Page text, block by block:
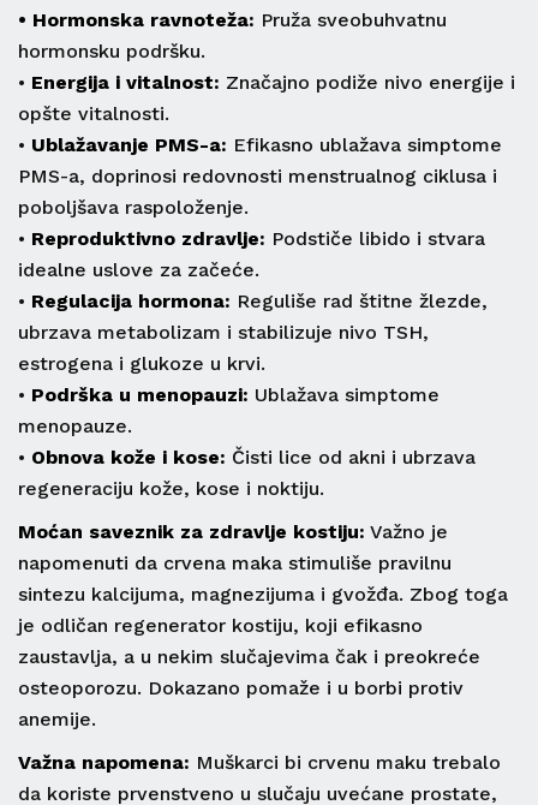
• Hormonska ravnoteža: Pruža sveobuhvatnu
hormonsku podršku.
• Energija i vitalnost: Značajno podiže nivo energije i
opšte vitalnosti.
• Ublažavanje PMS-a: Efikasno ublažava simptome
PMS-a, doprinosi redovnosti menstrualnog ciklusa i
poboljšava raspoloženje.
• Reproduktivno zdravlje: Podstiče libido i stvara
idealne uslove za začeće.
• Regulacija hormona: Reguliše rad štitne žlezde,
ubrzava metabolizam i stabilizuje nivo TSH,
estrogena i glukoze u krvi.
• Podrška u menopauzi: Ublažava simptome
menopauze.
• Obnova kože i kose: Čisti lice od akni i ubrzava
regeneraciju kože, kose i noktiju.
Moćan saveznik za zdravlje kostiju: Važno je
napomenuti da crvena maka stimuliše pravilnu
sintezu kalcijuma, magnezijuma i gvožđa. Zbog toga
je odličan regenerator kostiju, koji efikasno
zaustavlja, a u nekim slučajevima čak i preokreće
osteoporozu. Dokazano pomaže i u borbi protiv
anemije.
Važna napomena: Muškarci bi crvenu maku trebalo
da koriste prvenstveno u slučaju uvećane prostate,